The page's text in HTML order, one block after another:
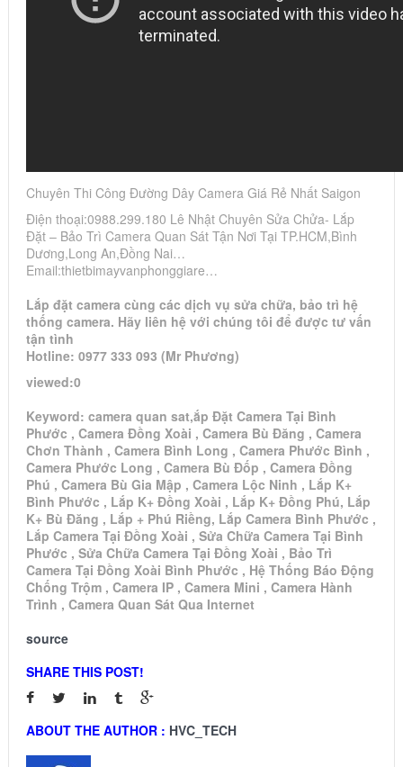
Chuyên Thi Công Đường Dây Camera Giá Rẻ Nhất Saigon
Điện thoại:0988.299.180 Lê Nhật Chuyên Sửa Chửa- Lắp
Đặt – Bảo Trì Camera Quan Sát Tận Nơi Tại TP.HCM,Bình
Dương,Long An,Đồng Nai…
Email:thietbimayvanphonggiare…
Lắp đặt camera cùng các dịch vụ sửa chữa, bảo trì hệ
thống camera. Hãy liên hệ với chúng tôi để được tư vấn
tận tình
Hotline: 0977 333 093 (Mr Phương)
viewed:0
Keyword: camera quan sat,ắp Đặt Camera Tại Bình
Phước , Camera Đồng Xoài , Camera Bù Đăng , Camera
Chơn Thành , Camera Bình Long , Camera Phước Bình ,
Camera Phước Long , Camera Bù Đốp , Camera Đồng
Phú , Camera Bù Gia Mập , Camera Lộc Ninh , Lắp K+
Bình Phước , Lắp K+ Đồng Xoài , Lắp K+ Đồng Phú, Lắp
K+ Bù Đăng , Lắp + Phú Riềng, Lắp Camera Bình Phước ,
Lắp Camera Tại Đồng Xoài , Sửa Chữa Camera Tại Bình
Phước , Sửa Chữa Camera Tại Đồng Xoài , Bảo Trì
Camera Tại Đồng Xoài Bình Phước , Hệ Thống Báo Động
Chống Trộm , Camera IP , Camera Mini , Camera Hành
Trình , Camera Quan Sát Qua Internet
source
SHARE THIS POST!
ABOUT THE AUTHOR : HVC_TECH